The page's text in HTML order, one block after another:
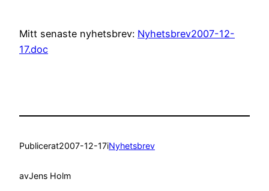
Mitt senaste nyhetsbrev: Nyhetsbrev2007-12-
17.doc
Publicerat2007-12-17iNyhetsbrev
avJens Holm